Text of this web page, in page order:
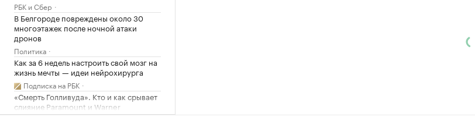
РБК и Сбер
В Белгороде повреждены около 30
многоэтажек после ночной атаки
дронов
Политика
Как за 6 недель настроить свой мозг на
жизнь мечты — идеи нейрохирурга
Подписка на РБК
«Смерть Голливуда». Кто и как срывает
слияние Paramount и Warner